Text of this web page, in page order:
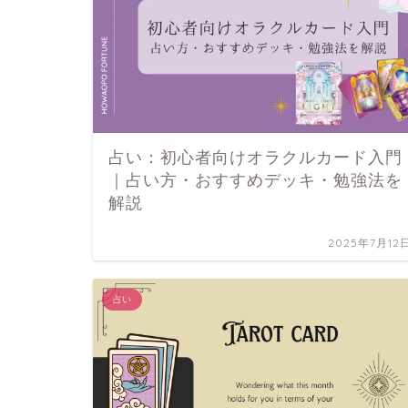
占い：初心者向けオラクルカード入門
｜占い方・おすすめデッキ・勉強法を
解説
2025年7月12
占い